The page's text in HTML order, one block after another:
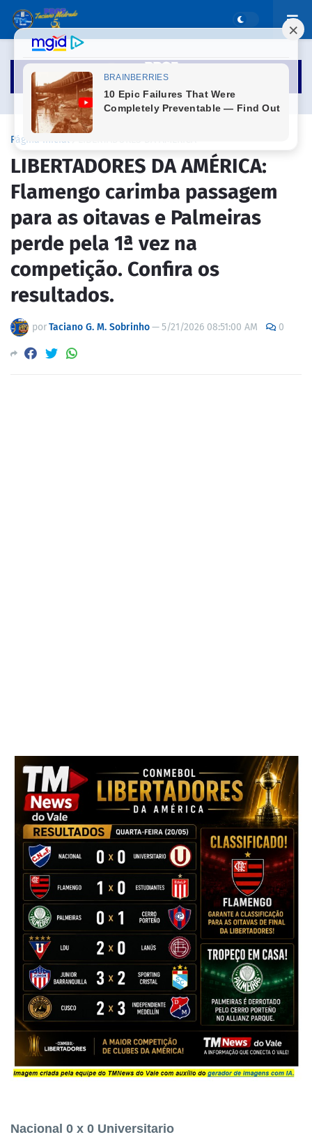
Página inicial
LIBERTADORES DA AMÉRICA:
Flamengo carimba passagem
para as oitavas e Palmeiras
perde pela 1ª vez na
competição. Confira os
resultados.
porTaciano G. M. Sobrinho—5/21/2026 08:51:00 AM 0
Nacional 0 x 0 Universitario